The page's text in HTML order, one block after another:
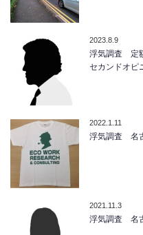
2023.8.9
浮気調査 定
セカンドオピ
2022.1.11
浮気調査 名
2021.11.3
浮気調査 名